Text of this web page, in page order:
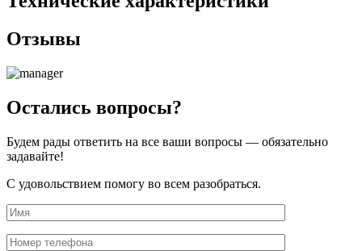
Отзывы
Остались вопросы?
Будем рады ответить на все ваши вопросы — обязательно
задавайте!
С удовольствием помогу во всем разобраться.